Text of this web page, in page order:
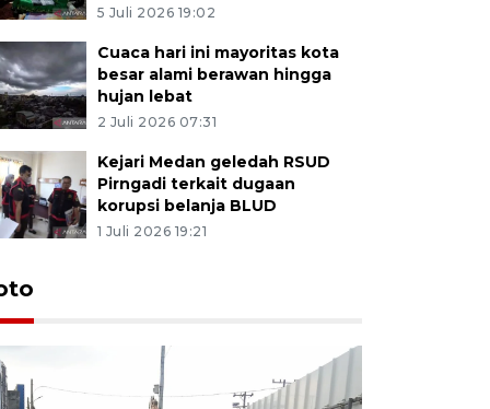
5 Juli 2026 19:02
Cuaca hari ini mayoritas kota
besar alami berawan hingga
hujan lebat
2 Juli 2026 07:31
Kejari Medan geledah RSUD
Pirngadi terkait dugaan
korupsi belanja BLUD
1 Juli 2026 19:21